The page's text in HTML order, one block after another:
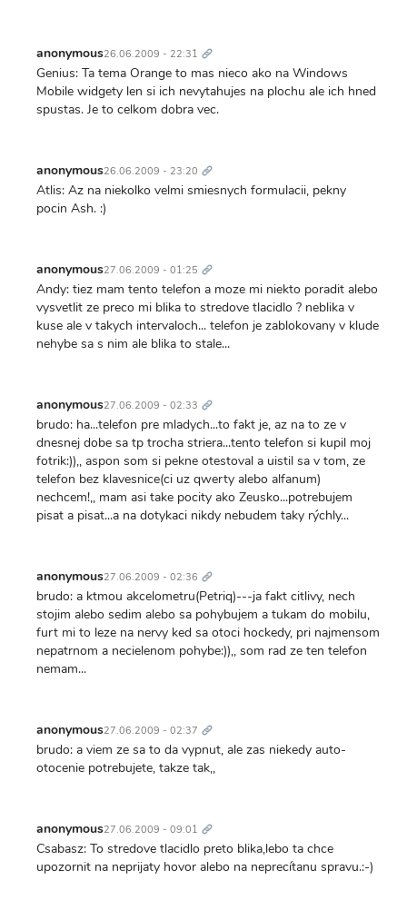
anonymous26.06.2009 - 22:31 odkaz
Genius: Ta tema Orange to mas nieco ako na Windows
Mobile widgety len si ich nevytahujes na plochu ale ich hned
spustas. Je to celkom dobra vec.
anonymous26.06.2009 - 23:20 odkaz
Atlis: Az na niekolko velmi smiesnych formulacii, pekny
pocin Ash. :)
anonymous27.06.2009 - 01:25 odkaz
Andy: tiez mam tento telefon a moze mi niekto poradit alebo
vysvetlit ze preco mi blika to stredove tlacidlo ? neblika v
kuse ale v takych intervaloch... telefon je zablokovany v klude
nehybe sa s nim ale blika to stale...
anonymous27.06.2009 - 02:33 odkaz
brudo: ha...telefon pre mladych...to fakt je, az na to ze v
dnesnej dobe sa tp trocha striera...tento telefon si kupil moj
fotrik:)),, aspon som si pekne otestoval a uistil sa v tom, ze
telefon bez klavesnice(ci uz qwerty alebo alfanum)
nechcem!,, mam asi take pocity ako Zeusko...potrebujem
pisat a pisat...a na dotykaci nikdy nebudem taky rýchly...
anonymous27.06.2009 - 02:36 odkaz
brudo: a ktmou akcelometru(Petriq)---ja fakt citlivy, nech
stojim alebo sedim alebo sa pohybujem a tukam do mobilu,
furt mi to leze na nervy ked sa otoci hockedy, pri najmensom
nepatrnom a necielenom pohybe:)),, som rad ze ten telefon
nemam...
anonymous27.06.2009 - 02:37 odkaz
brudo: a viem ze sa to da vypnut, ale zas niekedy auto-
otocenie potrebujete, takze tak,,
anonymous27.06.2009 - 09:01 odkaz
Csabasz: To stredove tlacidlo preto blika,lebo ta chce
upozornit na neprijaty hovor alebo na neprecítanu spravu.:-)